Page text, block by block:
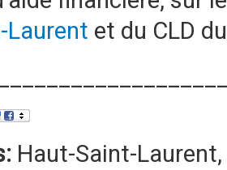
Laurent et du CLD
Haut-Saint-Laurent,